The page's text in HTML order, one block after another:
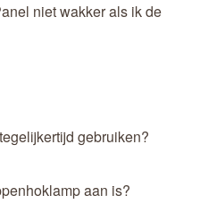
niet wakker als ik de
gebruiken?
aan is?